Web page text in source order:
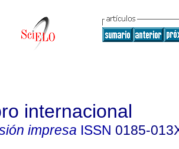
internacional
impresa ISSN 0185-